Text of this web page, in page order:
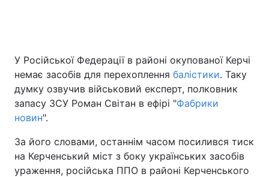
У Російської Федерації в районі окупованої Керчі
немає засобів для перехоплення балістики. Таку
думку озвучив військовий експерт, полковник
запасу ЗСУ Роман Світан в ефірі "Фабрики
новин".
За його словами, останнім часом посилився тиск
на Керченський міст з боку українських засобів
ураження, російська ППО в районі Керченського